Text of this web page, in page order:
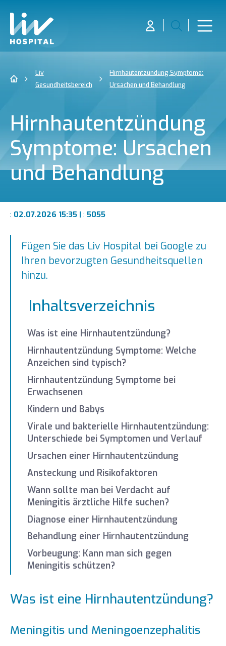
Liv
Gesundheitsbereich
Hirnhautentzündung Symptome:
Ursachen und Behandlung
Hirnhautentzündung
Symptome: Ursachen
und Behandlung
: 02.07.2026 15:35 | : 5055
Fügen Sie das Liv Hospital bei Google zu
Ihren bevorzugten Gesundheitsquellen
hinzu.
Inhaltsverzeichnis
Was ist eine Hirnhautentzündung?
Hirnhautentzündung Symptome: Welche
Anzeichen sind typisch?
Hirnhautentzündung Symptome bei
Erwachsenen
Kindern und Babys
Virale und bakterielle Hirnhautentzündung:
Unterschiede bei Symptomen und Verlauf
Ursachen einer Hirnhautentzündung
Ansteckung und Risikofaktoren
Wann sollte man bei Verdacht auf
Meningitis ärztliche Hilfe suchen?
Diagnose einer Hirnhautentzündung
Behandlung einer Hirnhautentzündung
Vorbeugung: Kann man sich gegen
Meningitis schützen?
Was ist eine Hirnhautentzündung?
Meningitis und Meningoenzephalitis